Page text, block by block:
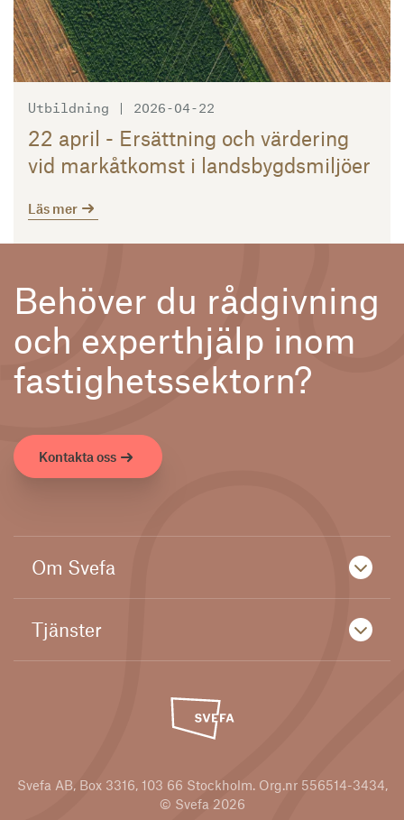
Utbildning | 2026-04-22
22 april - Ersättning och värdering
vid markåtkomst i landsbygdsmiljöer
Läs mer
Behöver du rådgivning
och experthjälp inom
fastighetssektorn?
Kontakta oss
Om Svefa
Tjänster
Svefa AB, Box 3316, 103 66 Stockholm. Org.nr 556514-3434,
© Svefa 2026